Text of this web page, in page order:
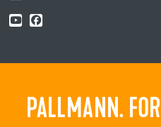
PALLMANN.